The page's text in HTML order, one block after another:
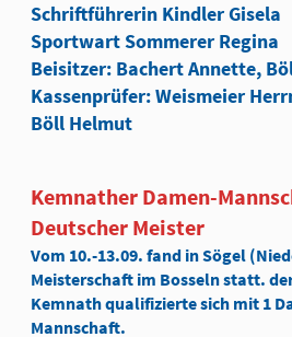
Schriftführerin Kindler Gisela
Sportwart Sommerer Regina
Beisitzer: Bachert Annette,
Kassenprüfer: Weismeier
Böll Helmut
Kemnather Damen-
Deutscher Meister
Vom 10.-13.09. fand in Sögel
Meisterschaft im Bosseln statt.
Kemnath qualifizierte sich mit 1
Mannschaft.